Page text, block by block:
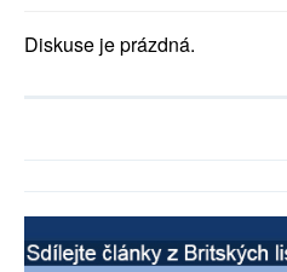
Diskuse je prázdná.